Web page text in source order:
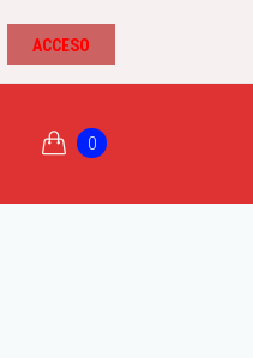
ACCESO
0